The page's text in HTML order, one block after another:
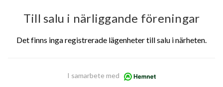
Till salu i närliggande föreningar
Det finns inga registrerade lägenheter till salu i närheten.
I samarbete med